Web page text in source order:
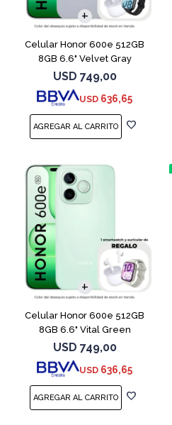
Celular Honor 600e 512GB
8GB 6.6" Velvet Gray
USD 749,00
USD 636,65
Celular Honor 600e 512GB
8GB 6.6" Vital Green
USD 749,00
USD 636,65
COMPARAR